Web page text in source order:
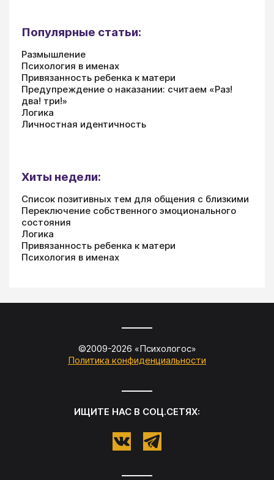
Популярные статьи:
Размышление
Психология в именах
Привязанность ребенка к матери
Предупреждение о наказании: считаем «Раз!
два! три!»
Логика
Личностная идентичность
Хиты недели:
Список позитивных тем для общения с близкими
Переключение собственного эмоционального
состояния
Логика
Привязанность ребенка к матери
Психология в именах
©2009-2026 «Психологос»
Политика конфиденциальности
ИЩИТЕ НАС В СОЦ.СЕТЯХ: